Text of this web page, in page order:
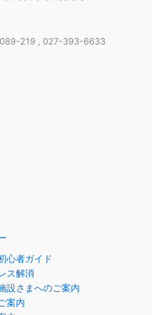
219 , 027-393-6633
心者ガイド
ス解消
設さまへのご案内
案内